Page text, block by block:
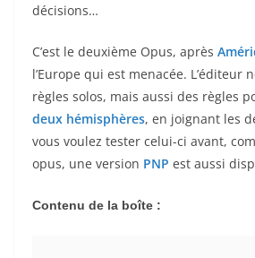
décisions…
C’est le deuxième Opus, après
l’Europe qui est menacée. L’éditeur
règles solos, mais aussi des règles
deux hémisphères, en joignant les
vous voulez tester celui-ci avant,
opus, une version PNP est aussi
Contenu de la boîte :